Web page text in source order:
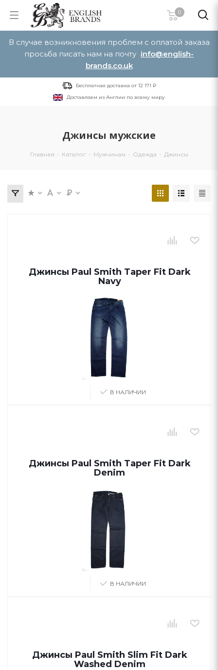
0
В случае возникновения проблем с оплатой заказа
просьба писать нам на почту info@english-
brands.co.uk
Бесплатная доставка от 12 171 ₽
Доставляем из Англии по всему миру
Джинсы мужские
Главная - Каталог - Мужчинам - Одежда - Джинсы
Джинсы Paul Smith Taper Fit Dark
Navy
В НАЛИЧИИ
Джинсы Paul Smith Taper Fit Dark
Denim
В НАЛИЧИИ
Джинсы Paul Smith Slim Fit Dark
Washed Denim